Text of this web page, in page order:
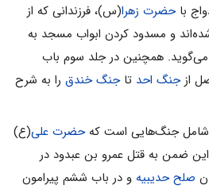
باحضرت زهرا(س)، فرزندانى که از
و مسدود کردن ابواب مسجد به
همچنین در جلد سوم باب
ازجنگ احد تاجنگ خندق را به شرح
شامل جنگ‌هایى است کهحضرت على(ع)
ضمن به قتل عمرو بن عبدود در
صلح حدیبیه و در باب ششم پیرامون